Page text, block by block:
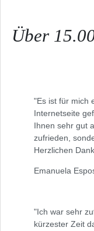
Über
"Es ist für mich
Internetseite
Ihnen sehr gut
zufrieden,
Herzlichen
Emanuela
"Ich war sehr
kürzester Zeit